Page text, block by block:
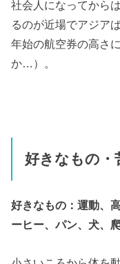
社会人になってから
るのが近場でアジア
年始の航空券の高さ
か…）。
好きなもの・
好きなもの：運動、
ーヒー、パン、犬、